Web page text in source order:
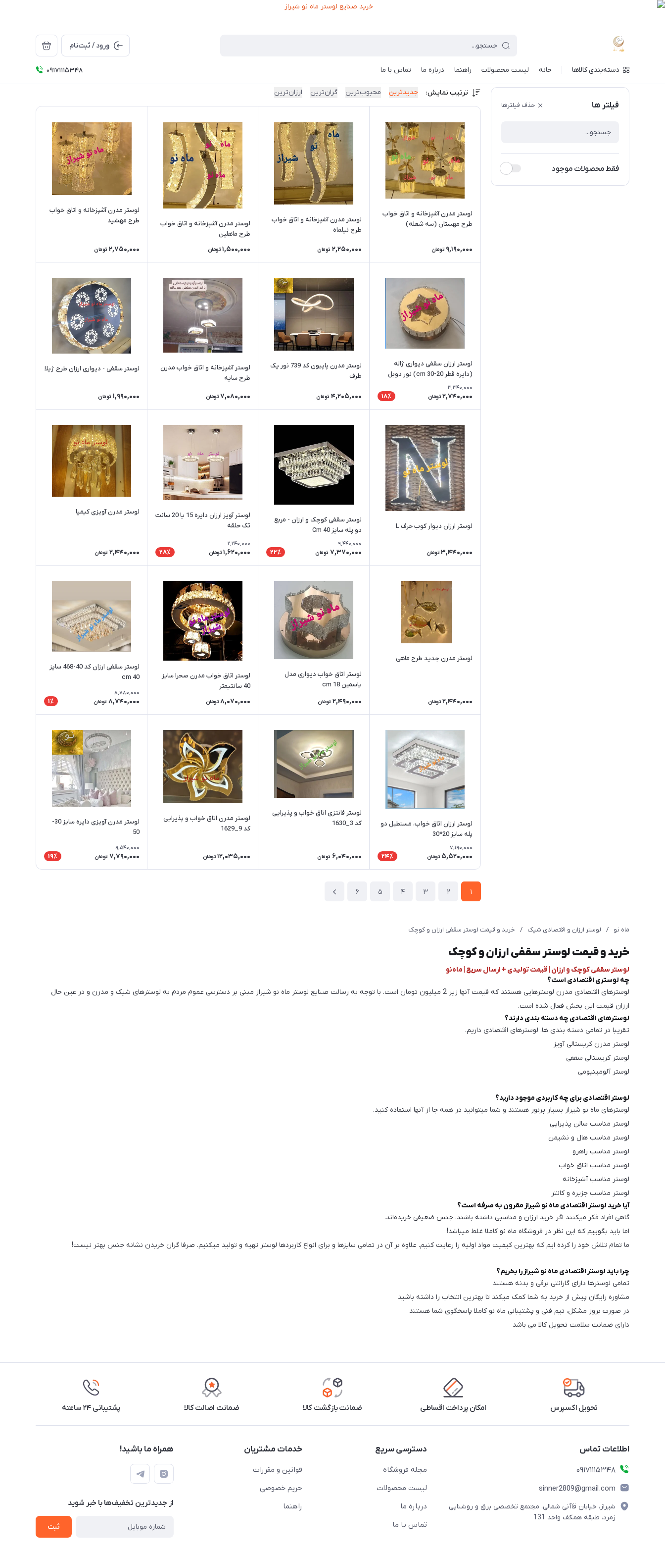
ورود / ثبت‌نام
دسته‌بندی کالاها خانه لیست محصولات راهنما درباره ما تماس با ما 09171115348
فیلتر ها حذف فیلترها
فقط محصولات موجود
ترتیب نمایش: جدیدترین محبوب‌ترین گران‌ترین ارزان‌ترین
لوستر مدرن آشپزخانه و اتاق خواب
طرح مهستان (سه شعله)
9,190,000 تومان
لوستر مدرن آشپزخانه و اتاق خواب
طرح نیلماه
2,250,000 تومان
لوستر مدرن آشپزخانه و اتاق خواب
طرح ماهلین
1,500,000 تومان
لوستر مدرن آشپزخانه و اتاق خواب
طرح مهشید
2,750,000 تومان
لوستر ارزان سقفی دیواری ژاله
(دایره قطر 20-30 cm) نور دوبل
3,340,000
2,740,000 تومان 18٪
لوستر مدرن پاپیون کد 739 نور یک
طرف
4,205,000 تومان
لوستر آشپزخانه و اتاق خواب مدرن
طرح سایه
7,080,000 تومان
لوستر سقفی - دیواری ارزان طرح ژیلا
1,990,000 تومان
لوستر ارزان دیوار کوب حرف L
3,440,000 تومان
لوستر سقفی کوچک و ارزان - مربع
دو پله سایز Cm 40
9,440,000
7,370,000 تومان 22٪
لوستر آویز ارزان دایره 15 یا 20 سانت
تک حلقه
2,240,000
1,620,000 تومان 28٪
لوستر مدرن آویزی کیمیا
2,440,000 تومان
لوستر مدرن جدید طرح ماهی
2,440,000 تومان
لوستر اتاق خواب دیواری مدل
یاسمین cm 18
2,490,000 تومان
لوستر اتاق خواب مدرن صحرا سایز
40 سانتیمتر
8,070,000 تومان
لوستر سقفی ارزان کد 40-468 سایز
cm 40
8,780,000
8,740,000 تومان 1٪
لوستر ارزان اتاق خواب، مستطیل دو
پله سایز 20*30
7,190,000
5,520,000 تومان 24٪
لوستر فانتزی اتاق خواب و پذیرایی
کد 3_1630
6,040,000 تومان
لوستر مدرن اتاق خواب و پذیرایی
کد 9_1629
12,035,000 تومان
لوستر مدرن آویزی دایره سایز 30-
50
9,540,000
7,790,000 تومان 19٪
1
2
3
4
5
6
ماه نو / لوستر ارزان و اقتصادی شیک / خرید و قیمت لوستر سقفی ارزان و کوچک
خرید و قیمت لوستر سقفی ارزان و کوچک
لوستر سقفی کوچک و ارزان | قیمت تولیدی + ارسال سریع | ماه‌نو
چه لوستری اقتصادی است؟
لوسترهای اقتصادی مدرن لوسترهایی هستند که قیمت آنها زیر 2 میلیون تومان است. با توجه به رسالت صنایع لوستر ماه نو شیراز مبنی بر دسترسی عموم مردم به لوسترهای شیک و مدرن و در عین حال
ارزان قیمت این بخش فعال شده است.
لوسترهای اقتصادی چه دسته بندی دارند؟
تقریبا در تمامی دسته بندی ها، لوسترهای اقتصادی داریم.
لوستر مدرن کریستالی آویز
لوستر کریستالی سقفی
لوستر آلومینیومی
لوستر اقتصادی برای چه کاربردی موجود دارید؟
لوسترهای ماه نو شیراز بسیار پرنور هستند و شما میتوانید در همه جا از آنها استفاده کنید.
لوستر مناسب سالن پذیرایی
لوستر مناسب هال و نشیمن
لوستر مناسب راهرو
لوستر مناسب اتاق خواب
لوستر مناسب آشپزخانه
لوستر مناسب جزیره و کانتر
آیا خرید لوستر اقتصادی ماه نو شیراز مقرون به صرفه است؟
گاهی افراد فکر میکنند اگر خرید ارزان و مناسبی داشته باشند، جنس ضعیفی خریده‌اند.
اما باید بگوییم که این نظر در فروشگاه ماه نو کاملا غلط میباشد!
ما تمام تلاش خود را کرده ایم که بهترین کیفیت مواد اولیه را رعایت کنیم. علاوه بر آن در تمامی سایزها و برای انواع کاربردها لوستر تهیه و تولید میکنیم. صرفا گران خریدن نشانه جنس بهتر نیست!
چرا باید لوستر اقتصادی ماه نو شیراز را بخریم؟
تمامی لوسترها دارای گارانتی برقی و بدنه هستند
مشاوره رایگان پیش از خرید به شما کمک میکند تا بهترین انتخاب را داشته باشید
در صورت بروز مشکل، تیم فنی و پشتیبانی ماه نو کاملا پاسخگوی شما هستند
دارای ضمانت سلامت تحویل کالا می باشد
تحویل اکسپرس امکان پرداخت اقساطی ضمانت بازگشت کالا ضمانت اصالت کالا پشتیبانی ۲۴ ساعته
اطلاعات تماس
09171115348
sinner2809@gmail.com
شیراز، خیابان قاآنی شمالی، مجتمع تخصصی برق و روشنایی
زمرد، طبقه همکف واحد 131
دسترسی سریع
مجله فروشگاه
لیست محصولات
درباره ما
تماس با ما
خدمات مشتریان
قوانین و مقررات
حریم خصوصی
راهنما
همراه ما باشید!
از جدید‌ترین تخفیف‌ها با‌ خبر شوید
ثبت